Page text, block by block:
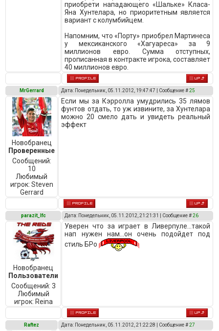
приобрети нападающего «Шальке» Класа-
Яна Хунтелара, но приоритетным является
вариант с колумбийцем.
Напомним, что «Порту» приобрел Мартинеса
у мексиканского «Хагуареса» за 9
миллионов евро. Сумма отступных,
прописанная в контракте игрока, составляет
40 миллионов евро.
MrGerrard Дата: Понедельник, 05.11.2012, 19:47:47 | Сообщение #25
Новобранец
Проверенные
Сообщений:
10
Любимый
игрок: Steven
Gerrard
Если мы за Кэрролла умудрились 35 лямов
фунтов отдать, то уж извините, за Хунтелара
можно 20 смело дать и увидеть реальный
эффект
parazit_lfc Дата: Понедельник, 05.11.2012, 21:21:31 | Сообщение #26
Новобранец
Пользователи
Сообщений: 3
Любимый
игрок: Reina
Уверен что за играет в Ливерпуле...такой
нап нужен нам...он очень подойдет под
стиль БРо
Raftez Дата: Понедельник, 05.11.2012, 21:22:28 | Сообщение #27